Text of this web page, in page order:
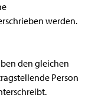
werden.
den gleichen
Person